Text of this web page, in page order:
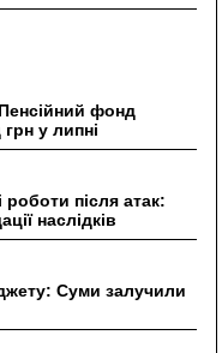
фонд
у липні
після атак:
наслідків
Суми залучили